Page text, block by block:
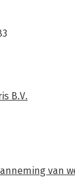
B.V.
van